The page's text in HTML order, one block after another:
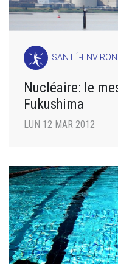
SANTÉ-
Nucléaire: le
Fukushima
LUN 12 MAR 2012